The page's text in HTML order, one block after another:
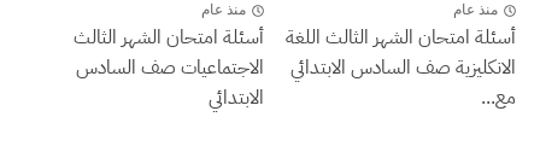
منذ عام
أسئلة امتحان الشهر الثالث اللغة
الانكليزية صف السادس الابتدائي
مع...
منذ عام
أسئلة امتحان الشهر الثالث
الاجتماعيات صف السادس
الابتدائي